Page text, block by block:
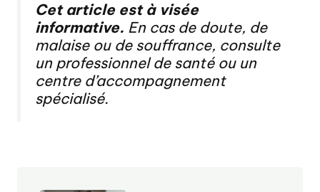
Cet article est à visée
informative. En cas de doute, de
malaise ou de souffrance, consulte
un professionnel de santé ou un
centre d’accompagnement
spécialisé.